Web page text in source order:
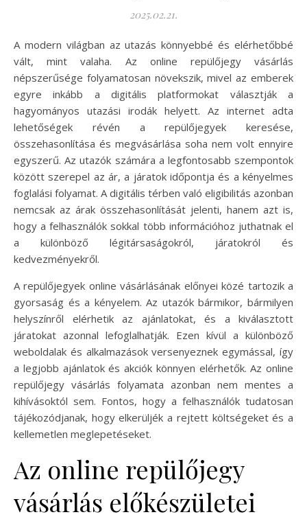
2025.02.21.
A modern világban az utazás könnyebbé és elérhetőbbé
vált, mint valaha. Az online repülőjegy vásárlás
népszerűsége folyamatosan növekszik, mivel az emberek
egyre inkább a digitális platformokat választják a
hagyományos utazási irodák helyett. Az internet adta
lehetőségek révén a repülőjegyek keresése,
összehasonlítása és megvásárlása soha nem volt ennyire
egyszerű. Az utazók számára a legfontosabb szempontok
között szerepel az ár, a járatok időpontja és a kényelmes
foglalási folyamat. A digitális térben való eligibilitás azonban
nemcsak az árak összehasonlítását jelenti, hanem azt is,
hogy a felhasználók sokkal több információhoz juthatnak el
a különböző légitársaságokról, járatokról és
kedvezményekről.
A repülőjegyek online vásárlásának előnyei közé tartozik a
gyorsaság és a kényelem. Az utazók bármikor, bármilyen
helyszínről elérhetik az ajánlatokat, és a kiválasztott
járatokat azonnal lefoglalhatják. Ezen kívül a különböző
weboldalak és alkalmazások versenyeznek egymással, így
a legjobb ajánlatok és akciók könnyen elérhetők. Az online
repülőjegy vásárlás folyamata azonban nem mentes a
kihívásoktól sem. Fontos, hogy a felhasználók tudatosan
tájékozódjanak, hogy elkerüljék a rejtett költségeket és a
kellemetlen meglepetéseket.
Az online repülőjegy
vásárlás előkészületei